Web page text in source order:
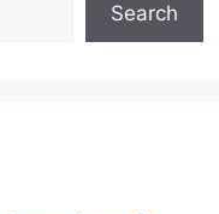
Search